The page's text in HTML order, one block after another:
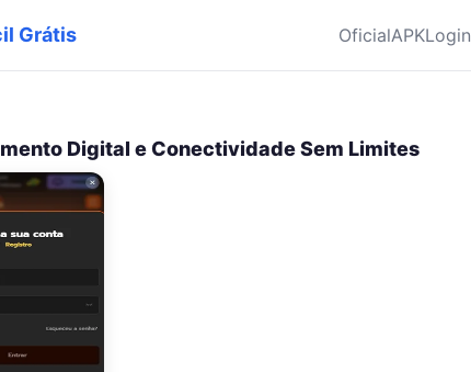
Grátis OficialAPKLogin
Digital e Conectividade Sem Limites